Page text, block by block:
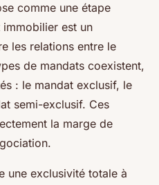
comme une étape
est un
les relations entre le
de mandats coexistent,
: le mandat exclusif, le
semi-exclusif. Ces
la marge de
une exclusivité totale à